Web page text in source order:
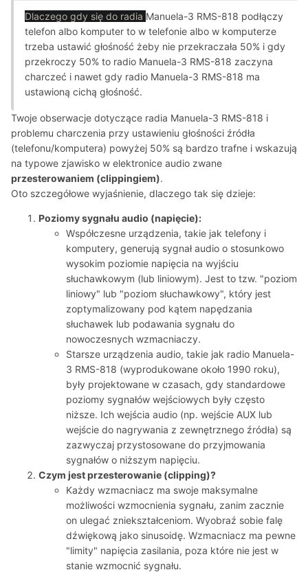
Dlaczego gdy się do radia Manuela-3 RMS-818 podłączy
telefon albo komputer to w telefonie albo w komputerze
trzeba ustawić głośność żeby nie przekraczała 50% i gdy
przekroczy 50% to radio Manuela-3 RMS-818 zaczyna
charczeć i nawet gdy radio Manuela-3 RMS-818 ma
ustawioną cichą głośność.
Twoje obserwacje dotyczące radia Manuela-3 RMS-818 i
problemu charczenia przy ustawieniu głośności źródła
(telefonu/komputera) powyżej 50% są bardzo trafne i wskazują
na typowe zjawisko w elektronice audio zwane
przesterowaniem (clippingiem).
Oto szczegółowe wyjaśnienie, dlaczego tak się dzieje:
Poziomy sygnału audio (napięcie):
Współczesne urządzenia, takie jak telefony i
komputery, generują sygnał audio o stosunkowo
wysokim poziomie napięcia na wyjściu
słuchawkowym (lub liniowym). Jest to tzw. "poziom
liniowy" lub "poziom słuchawkowy", który jest
zoptymalizowany pod kątem napędzania
słuchawek lub podawania sygnału do
nowoczesnych wzmacniaczy.
Starsze urządzenia audio, takie jak radio Manuela-
3 RMS-818 (wyprodukowane około 1990 roku),
były projektowane w czasach, gdy standardowe
poziomy sygnałów wejściowych były często
niższe. Ich wejścia audio (np. wejście AUX lub
wejście do nagrywania z zewnętrznego źródła) są
zazwyczaj przystosowane do przyjmowania
sygnałów o niższym napięciu.
Czym jest przesterowanie (clipping)?
Każdy wzmacniacz ma swoje maksymalne
możliwości wzmocnienia sygnału, zanim zacznie
on ulegać zniekształceniom. Wyobraź sobie falę
dźwiękową jako sinusoidę. Wzmacniacz ma pewne
"limity" napięcia zasilania, poza które nie jest w
stanie wzmocnić sygnału.